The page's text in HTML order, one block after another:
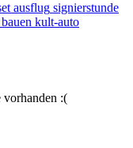
ausflug signierstunde
bauen kult-auto
vorhanden :(